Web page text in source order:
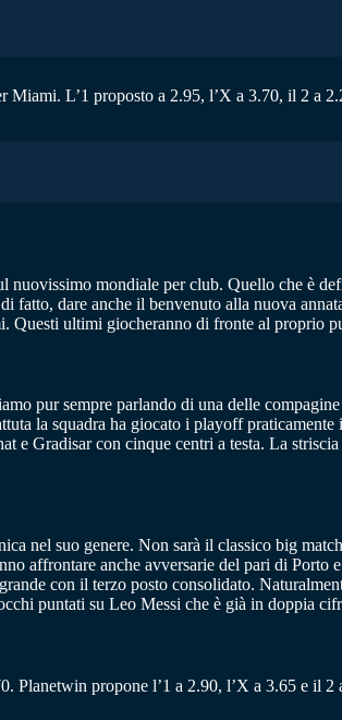
L’1 proposto a 2.95, l’X a 3.70, il 2 a
nuovissimo mondiale per club. Quello che è
dare anche il benvenuto alla nuova
ultimi giocheranno di fronte al proprio
pur sempre parlando di una delle
la squadra ha giocato i playoff
Gradisar con cinque centri a testa. La
nel suo genere. Non sarà il classico big
affrontare anche avversarie del pari di Porto
con il terzo posto consolidato.
puntati su Leo Messi che è già in doppia
propone l’1 a 2.90, l’X a 3.65 e il